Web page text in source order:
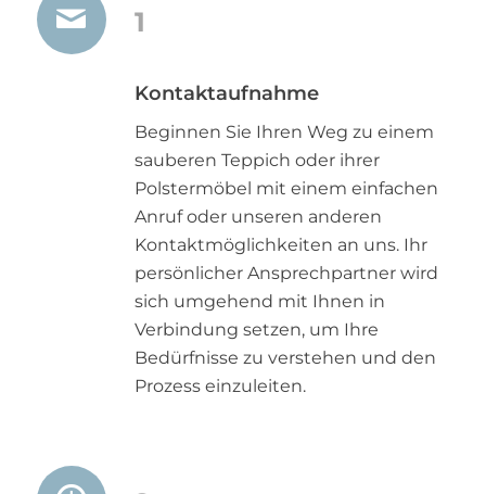
1
Kontaktaufnahme
Beginnen Sie Ihren Weg zu einem
sauberen Teppich oder ihrer
Polstermöbel mit einem einfachen
Anruf oder unseren anderen
Kontaktmöglichkeiten an uns. Ihr
persönlicher Ansprechpartner wird
sich umgehend mit Ihnen in
Verbindung setzen, um Ihre
Bedürfnisse zu verstehen und den
Prozess einzuleiten.